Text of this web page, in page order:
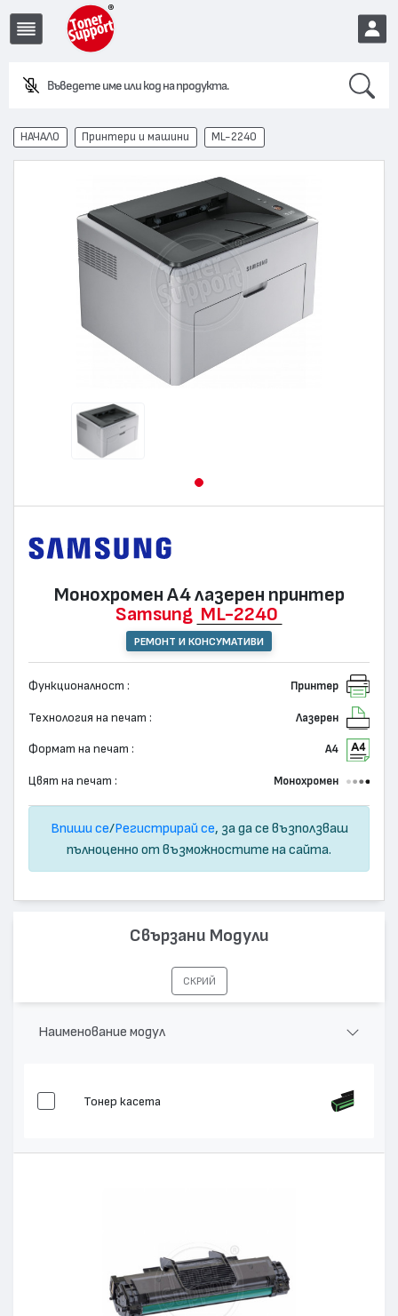
Въведете име или код на продукта.
EUR
НАЧАЛО Принтери и машини ML-2240
Монохромен А4 лазерен принтер
Samsung ML-2240
РЕМОНТ И КОНСУМАТИВИ
Функционалност : Принтер
Технология на печат : Лазерен
Формат на печат : А4
Цвят на печат : Монохромен
Впиши се/Регистрирай се, за да се възползваш
пълноценно от възможностите на сайта.
Свързани Модули
СКРИЙ
Наименование модул
Тонер касета